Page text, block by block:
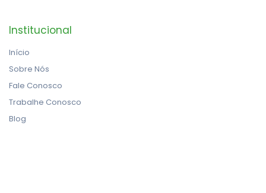
Institucional
Início
Sobre Nós
Fale Conosco
Trabalhe Conosco
Blog